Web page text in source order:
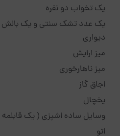
یک تخواب دو نفره
یک عدد تشک سنتی و یک بالش
دیواری
میز ارایش
میز ناهارخوری
اجاق گاز
یخچال
وسایل ساده اشپزی ( یک
اتو